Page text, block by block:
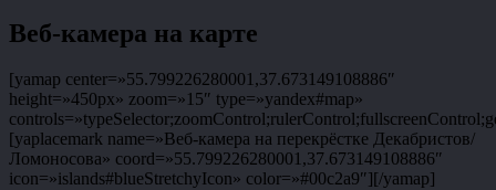
Веб-камера на карте
[yamap center=»55.799226280001,37.673149108886″
height=»450px» zoom=»15″ type=»yandex#map»
[yaplacemark name=»Веб-камера на перекрёстке Декабристов/
Ломоносова» coord=»55.799226280001,37.673149108886″
icon=»islands#blueStretchyIcon» color=»#00c2a9″][/yamap]